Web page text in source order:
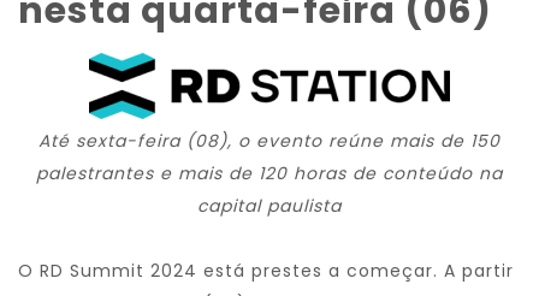
nesta quarta-feira (06)
Até sexta-feira (08), o evento reúne mais de 150
palestrantes e mais de 120 horas de conteúdo na
capital paulista
O RD Summit 2024 está prestes a começar. A partir